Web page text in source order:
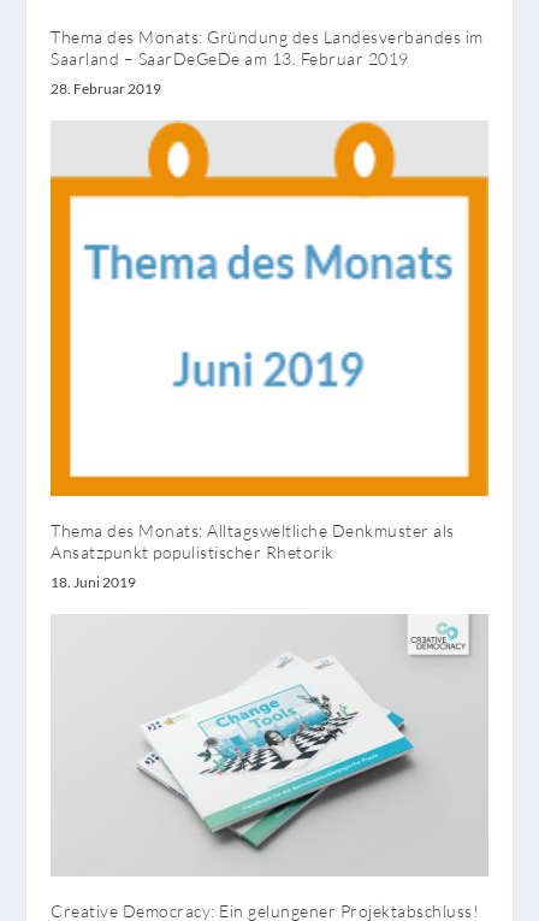
Thema des Monats: Gründung des Landesverbandes im
Saarland – SaarDeGeDe am 13. Februar 2019
28. Februar 2019
Thema des Monats: Alltagsweltliche Denkmuster als
Ansatzpunkt populistischer Rhetorik
18. Juni 2019
Creative Democracy: Ein gelungener Projektabschluss!